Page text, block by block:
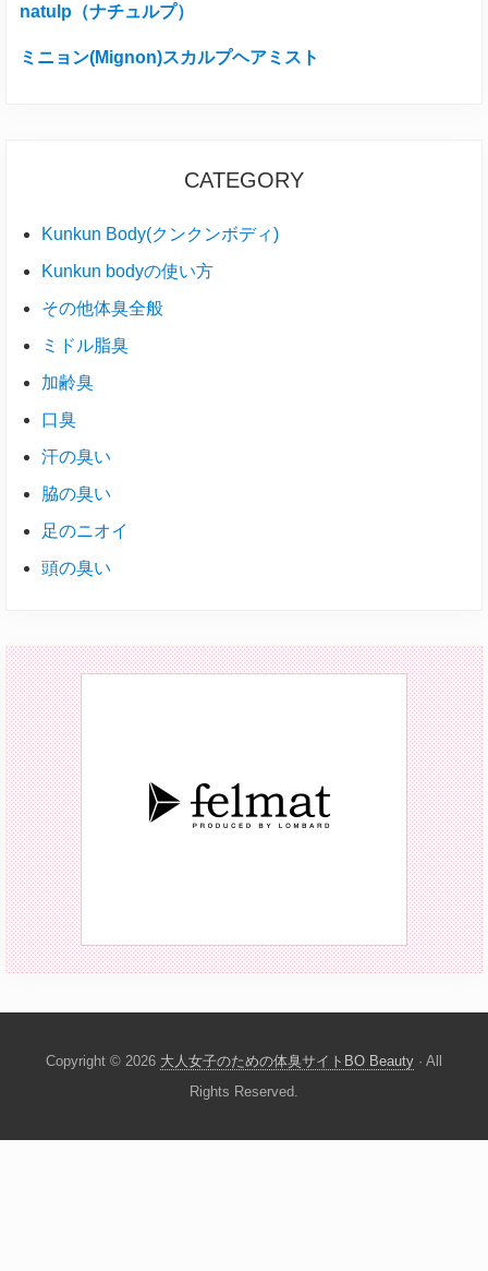
natulp（ナチュルプ）
ミニョン(Mignon)スカルプヘアミスト
CATEGORY
Kunkun Body(クンクンボディ)
Kunkun bodyの使い方
その他体臭全般
ミドル脂臭
加齢臭
口臭
汗の臭い
脇の臭い
足のニオイ
頭の臭い
Copyright © 2026 大人女子のための体臭サイトBO Beauty · All
Rights Reserved.